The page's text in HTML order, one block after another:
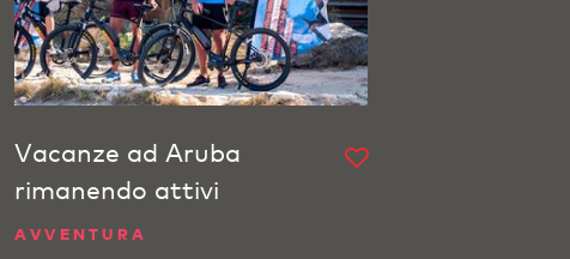
Vacanze ad Aruba
rimanendo attivi
AVVENTURA